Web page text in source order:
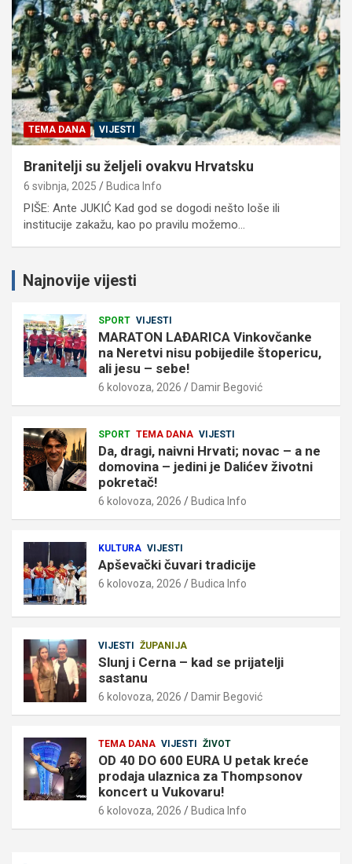
TEMA DANA VIJESTI
Branitelji su željeli ovakvu Hrvatsku
6 svibnja, 2025 Budica Info
PIŠE: Ante JUKIĆ Kad god se dogodi nešto loše ili
institucije zakažu, kao po pravilu možemo…
Najnovije vijesti
SPORT VIJESTI
MARATON LAĐARICA Vinkovčanke
na Neretvi nisu pobijedile štopericu,
ali jesu – sebe!
6 kolovoza, 2026 Damir Begović
SPORT TEMA DANA VIJESTI
Da, dragi, naivni Hrvati; novac – a ne
domovina – jedini je Dalićev životni
pokretač!
6 kolovoza, 2026 Budica Info
KULTURA VIJESTI
Apševački čuvari tradicije
6 kolovoza, 2026 Budica Info
VIJESTI ŽUPANIJA
Slunj i Cerna – kad se prijatelji
sastanu
6 kolovoza, 2026 Damir Begović
TEMA DANA VIJESTI ŽIVOT
OD 40 DO 600 EURA U petak kreće
prodaja ulaznica za Thompsonov
koncert u Vukovaru!
6 kolovoza, 2026 Budica Info